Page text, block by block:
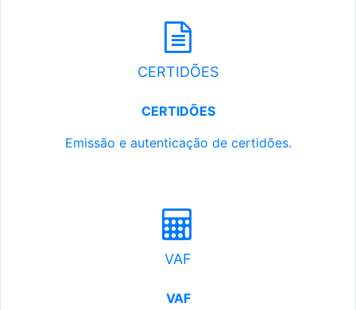
CERTIDÕES
CERTIDÕES
Emissão e autenticação de certidões.
VAF
VAF